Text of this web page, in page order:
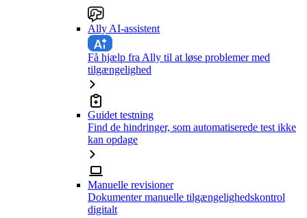
Ally AI-assistent
Få hjælp fra Ally til at løse problemer med
tilgængelighed
Guidet testning
Find de hindringer, som automatiserede test ikke
kan opdage
Manuelle revisioner
Dokumenter manuelle tilgængelighedskontrol
digitalt